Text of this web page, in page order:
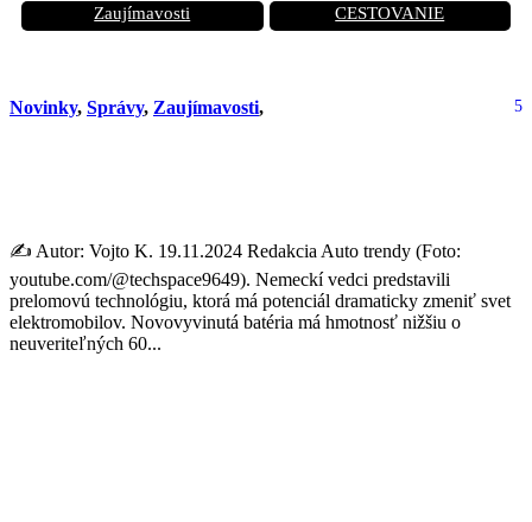
Zaujímavosti
CESTOVANIE
Novinky, Správy, Zaujímavosti, 5
✍️ Autor: Vojto K. 19.11.2024 Redakcia Auto trendy (Foto:
youtube.com/@techspace9649). Nemeckí vedci predstavili
prelomovú technológiu, ktorá má potenciál dramaticky zmeniť svet
elektromobilov. Novovyvinutá batéria má hmotnosť nižšiu o
neuveriteľných 60...